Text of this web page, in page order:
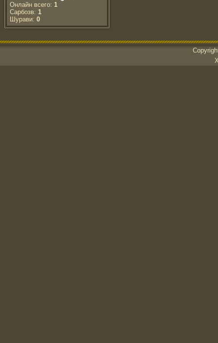
Онлайн всего: 1
Сарбозв: 1
Шурави: 0